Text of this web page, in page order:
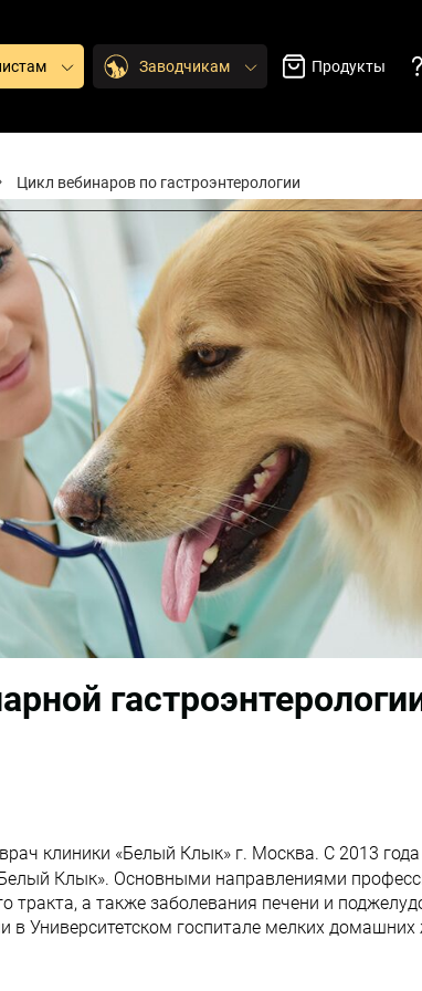
Заводчикам Продукты
Цикл вебинаров по гастроэнтерологии
клиники «Белый Клык» г. Москва. С 2013
Клык». Основными направлениями
тракта, а также заболевания печени и
в Университетском госпитале мелких